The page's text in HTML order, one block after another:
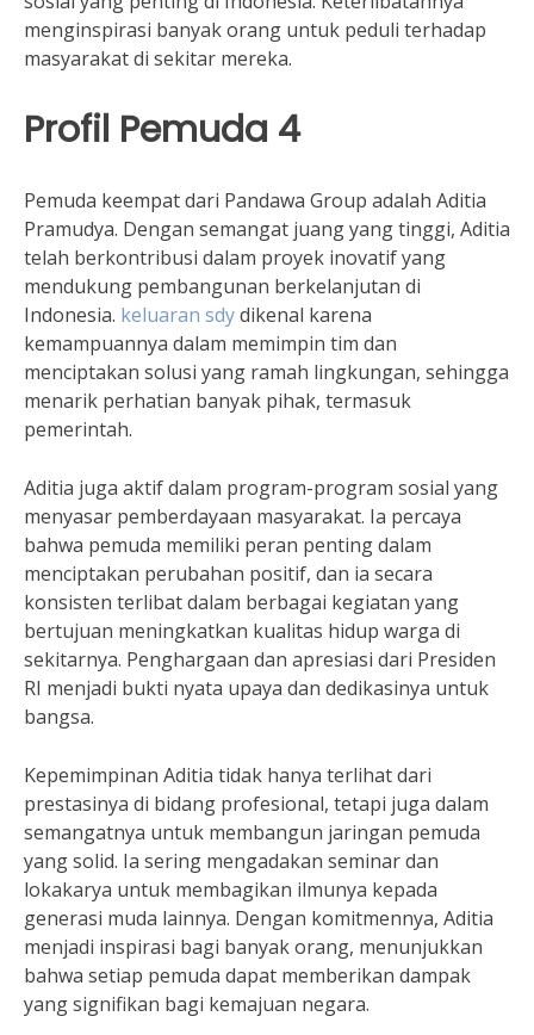
menginspirasi banyak orang untuk peduli terhadap
masyarakat di sekitar mereka.
Profil Pemuda 4
Pemuda keempat dari Pandawa Group adalah Aditia
Pramudya. Dengan semangat juang yang tinggi, Aditia
telah berkontribusi dalam proyek inovatif yang
mendukung pembangunan berkelanjutan di
Indonesia. keluaran sdydikenal karena
kemampuannya dalam memimpin tim dan
menciptakan solusi yang ramah lingkungan, sehingga
menarik perhatian banyak pihak, termasuk
pemerintah.
Aditia juga aktif dalam program-program sosial yang
menyasar pemberdayaan masyarakat. Ia percaya
bahwa pemuda memiliki peran penting dalam
menciptakan perubahan positif, dan ia secara
konsisten terlibat dalam berbagai kegiatan yang
bertujuan meningkatkan kualitas hidup warga di
sekitarnya. Penghargaan dan apresiasi dari Presiden
RI menjadi bukti nyata upaya dan dedikasinya untuk
bangsa.
Kepemimpinan Aditia tidak hanya terlihat dari
prestasinya di bidang profesional, tetapi juga dalam
semangatnya untuk membangun jaringan pemuda
yang solid. Ia sering mengadakan seminar dan
lokakarya untuk membagikan ilmunya kepada
generasi muda lainnya. Dengan komitmennya, Aditia
menjadi inspirasi bagi banyak orang, menunjukkan
bahwa setiap pemuda dapat memberikan dampak
yang signifikan bagi kemajuan negara.